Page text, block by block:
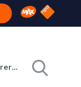
Omroep MAX
NPO
Registreren